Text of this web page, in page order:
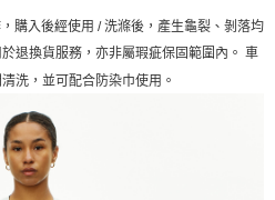
購入後經使用 / 洗滌後，產生龜裂、剝落均
退換貨服務，亦非屬瑕疵保固範圍內。 車
洗，並可配合防染巾使用。